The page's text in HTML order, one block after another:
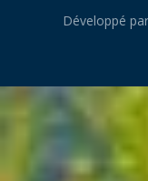
Développé par